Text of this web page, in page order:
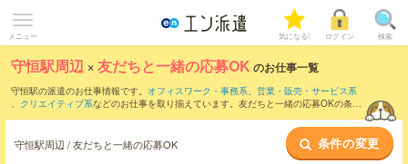
メニュー 気になる! ログイン 検索
守恒駅周辺 ×友だちと一緒の応募OK のお仕事一覧
守恒駅の派遣のお仕事情報です。 オフィスワーク・事務系、 営業・販売・サービス系
、 クリエイティブ系などのお仕事を取り揃えています。友だちと一緒の応募OKの条件
守恒駅周辺 / 友だちと一緒の応募OK 条件の変更